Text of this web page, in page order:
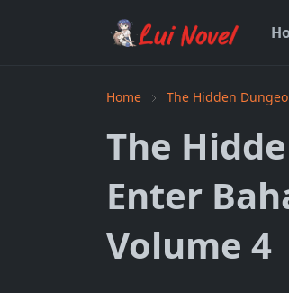
Home The Hidden
The
Enter
Volume 4